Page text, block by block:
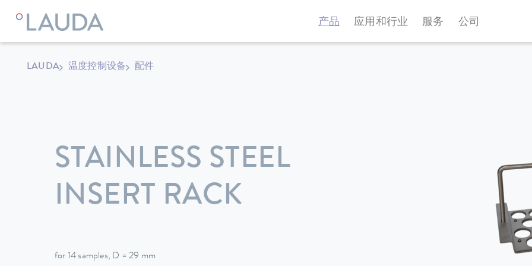
产品 应用和行业 服务 公司
LAUDA 温度控制设备 配件
STAINLESS STEEL
INSERT RACK
for 14 samples, D = 29 mm